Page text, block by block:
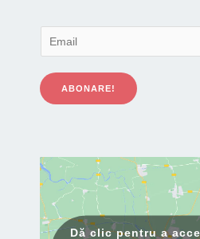
m
a
i
ABONARE!
Dă clic pentru a